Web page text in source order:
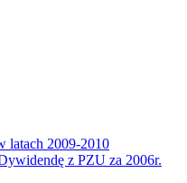
latach 2009-2010
z PZU za 2006r.